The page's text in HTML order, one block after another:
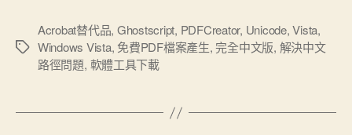
標
Acrobat替代品, Ghostscript, PDFCreator, Unicode,Vista,
Windows Vista, 免費PDF檔案產生,完全中文版, 解決中文
路徑問題, 軟體工具下載